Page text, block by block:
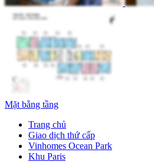
Mặt bằng tầng
Trang chủ
Giao dịch thứ cấp
Vinhomes Ocean Park
Khu Paris